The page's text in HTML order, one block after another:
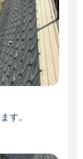
す。